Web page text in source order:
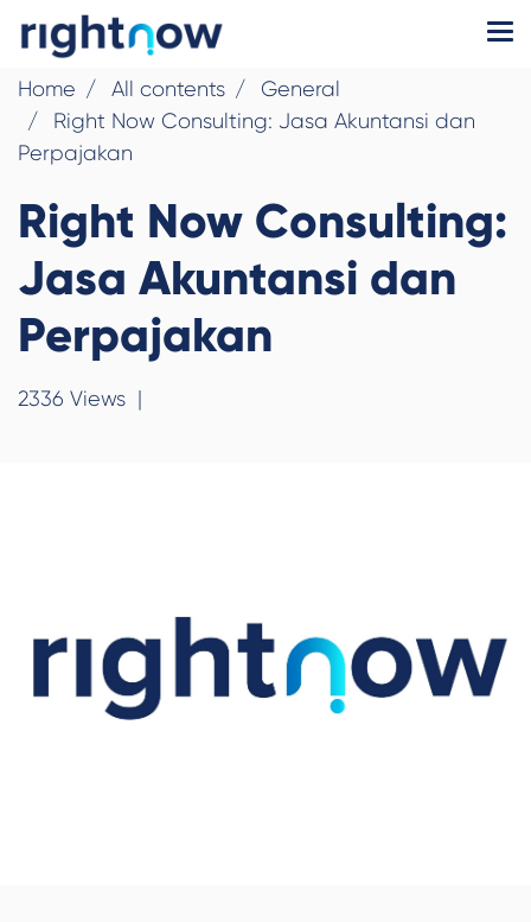
Home All contents
General
Right Now Consulting: Jasa Akuntansi dan
Perpajakan
Right Now Consulting:
Jasa Akuntansi dan
Perpajakan
2336 Views